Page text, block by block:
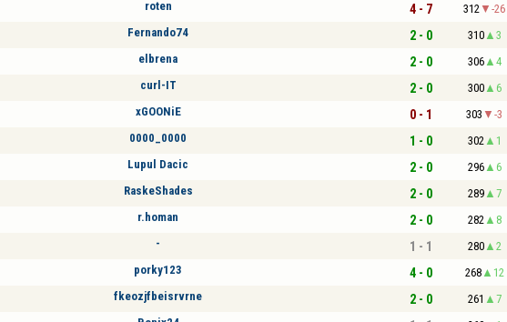
roten 4 - 7 312 -26
Fernando74 2 - 0 310 3
elbrena 2 - 0 306 4
curl-IT 2 - 0 300 6
xGOONiE 0 - 1 303 -3
0000_0000 1 - 0 302 1
Lupul Dacic 2 - 0 296 6
RaskeShades 2 - 0 289 7
r.homan 2 - 0 282 8
- 1 - 1 280 2
porky123 4 - 0 268 12
fkeozjfbeisrvrne 2 - 0 261 7